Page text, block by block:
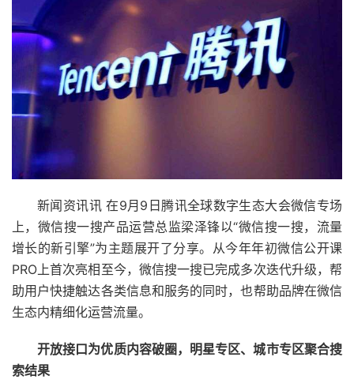
新闻资讯讯 在9月9日腾讯全球数字生态大会微信专场
上，微信搜一搜产品运营总监梁泽锋以“微信搜一搜，流量
增长的新引擎”为主题展开了分享。从今年年初微信公开课
PRO上首次亮相至今，微信搜一搜已完成多次迭代升级，帮
助用户快捷触达各类信息和服务的同时，也帮助品牌在微信
生态内精细化运营流量。
开放接口为优质内容破圈，明星专区、城市专区聚合搜
索结果